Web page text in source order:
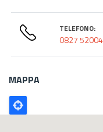
TELEFONO:
0827 52004
MAPPA
Poligono
GEO